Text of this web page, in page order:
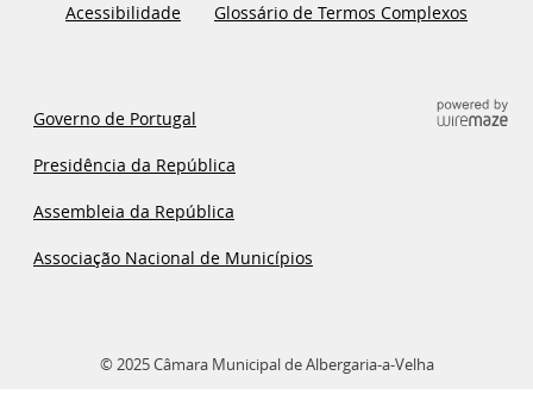
Acessibilidade
Glossário de Termos Complexos
Governo de Portugal
Presidência da República
Assembleia da República
Associação Nacional de Municípios
© 2025 Câmara Municipal de Albergaria-a-Velha